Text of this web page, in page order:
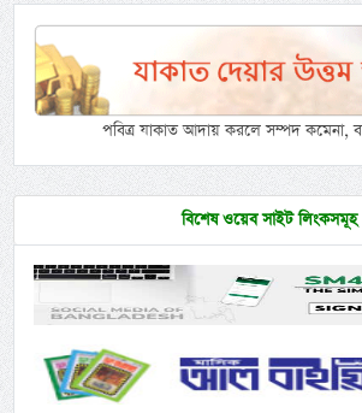
পবিত্র যাকাত আদায় করলে সম্পদ কমেনা,
বিশেষ ওয়েব সাইট লিংকসমূহ